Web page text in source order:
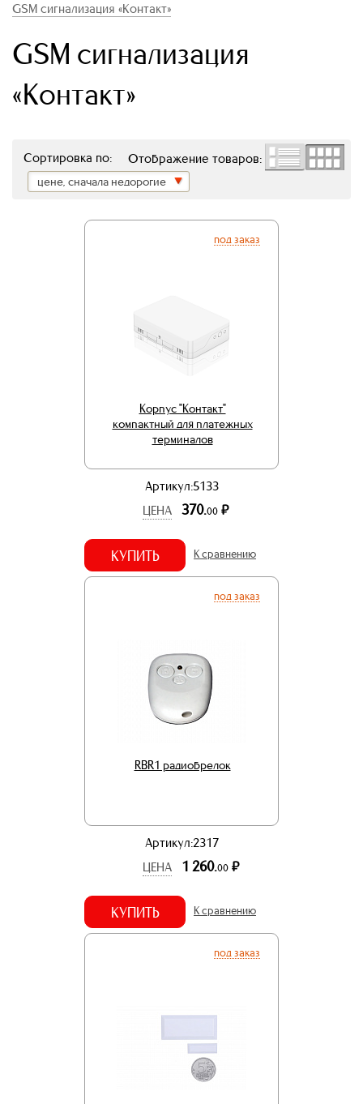
GSM сигнализация «Контакт»
GSM сигнализация
«Контакт»
Отображение товаров:
Сортировка по:
цене, сначала недорогие
под заказ
Корпус "Контакт"
компактный для платежных
терминалов
Артикул:5133
ЦЕНА
370.00 р.
КУПИТЬ К сравнению
под заказ
RBR1 радиобрелок
Артикул:2317
ЦЕНА
1 260.00 р.
КУПИТЬ К сравнению
под заказ